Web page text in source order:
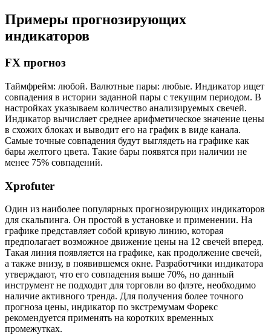
Примеры прогнозирующих
индикаторов
FX прогноз
Таймфрейм: любой. Валютные пары: любые. Индикатор ищет
совпадения в истории заданной пары с текущим периодом. В
настройках указываем количество анализируемых свечей.
Индикатор вычисляет среднее арифметическое значение цены
в схожих блоках и выводит его на график в виде канала.
Самые точные совпадения будут выглядеть на графике как
бары желтого цвета. Такие бары появятся при наличии не
менее 75% совпадений.
Xprofuter
Один из наиболее популярных прогнозирующих индикаторов
для скальпинга. Он простой в установке и применении. На
графике представляет собой кривую линию, которая
предполагает возможное движение цены на 12 свечей вперед.
Такая линия появляется на графике, как продолжение свечей,
а также внизу, в появившемся окне. Разработчики индикатора
утверждают, что его совпадения выше 70%, но данный
инструмент не подходит для торговли во флэте, необходимо
наличие активного тренда. Для получения более точного
прогноза цены, индикатор по экстремумам Форекс
рекомендуется применять на коротких временных
промежутках.